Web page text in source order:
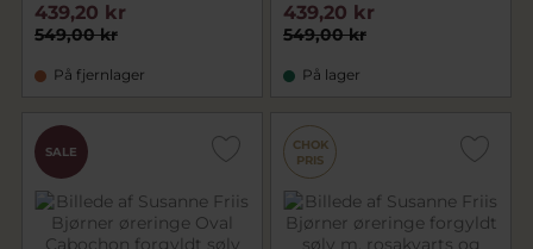
549,00 kr
439,20 kr
På fjernlager
549,00 kr
439,20 kr
På lager
SALE
CHOK
PRIS